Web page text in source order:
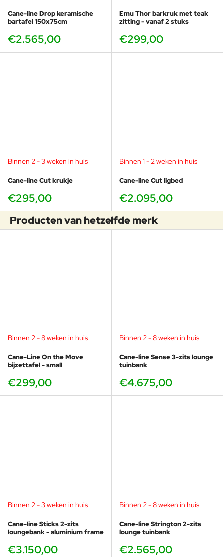
Cane-line Drop keramische
bartafel 150x75cm
€2.565,00
Emu Thor barkruk met teak
zitting - vanaf 2 stuks
€299,00
Binnen 2 - 3 weken in huis
Cane-line Cut krukje
€295,00
Binnen 1 - 2 weken in huis
Cane-line Cut ligbed
€2.095,00
Producten van hetzelfde merk
Binnen 2 - 8 weken in huis
Cane-Line On the Move
bijzettafel - small
€299,00
Binnen 2 - 8 weken in huis
Cane-line Sense 3-zits lounge
tuinbank
€4.675,00
Binnen 2 - 3 weken in huis
Cane-line Sticks 2-zits
loungebank - aluminium frame
€3.150,00
Binnen 2 - 8 weken in huis
Cane-line Strington 2-zits
lounge tuinbank
€2.565,00